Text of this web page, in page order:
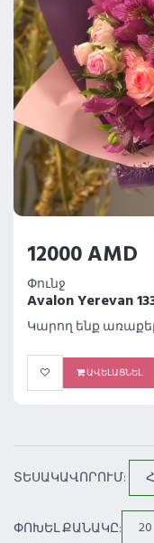
12000 AMD
Փունջ
Avalon Yerevan
Կարող ենք
ԱՎԵԼԱՑՆԵԼ
ՏԵՍԱԿԱՎՈՐՈՒՄ:
ՓՈԽԵԼ ՔԱՆԱԿԸ: